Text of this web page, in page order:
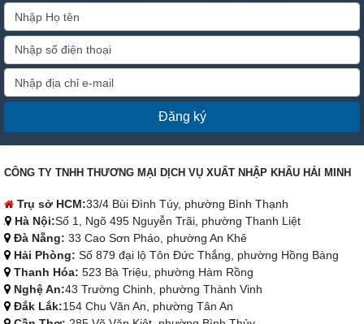
Đăng ký
CÔNG TY TNHH THƯƠNG MẠI DỊCH VỤ XUẤT NHẬP KHẨU HẢI MINH
Trụ sở HCM:33/4 Bùi Đình Túy, phường Bình Thạnh
Hà Nội:Số 1, Ngõ 495 Nguyễn Trãi, phường Thanh Liệt
Đà Nẵng: 33 Cao Sơn Pháo, phường An Khê
Hải Phòng: Số 879 đại lộ Tôn Đức Thắng, phường Hồng Bàng
Thanh Hóa: 523 Bà Triệu, phường Hàm Rồng
Nghệ An:43 Trường Chinh, phường Thành Vinh
Đắk Lắk:154 Chu Văn An, phường Tân An